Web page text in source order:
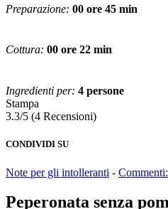
Preparazione: 00 ore 45 min
Cottura: 00 ore 22 min
Ingredienti per: 4 persone
Stampa
3.3/5 (4 Recensioni)
CONDIVIDI SU
Note per gli intolleranti - Commenti:
Peperonata senza